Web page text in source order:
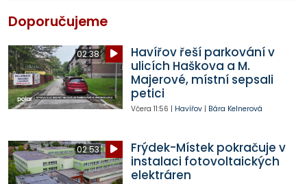
Doporučujeme
02:38
Havířov řeší parkování v
ulicích Haškova a M.
Majerové, místní sepsali
petici
Včera 11:56 | Havířov| Bára Kelnerová
02:53
Frýdek-Místek pokračuje v
instalaci fotovoltaických
elektráren